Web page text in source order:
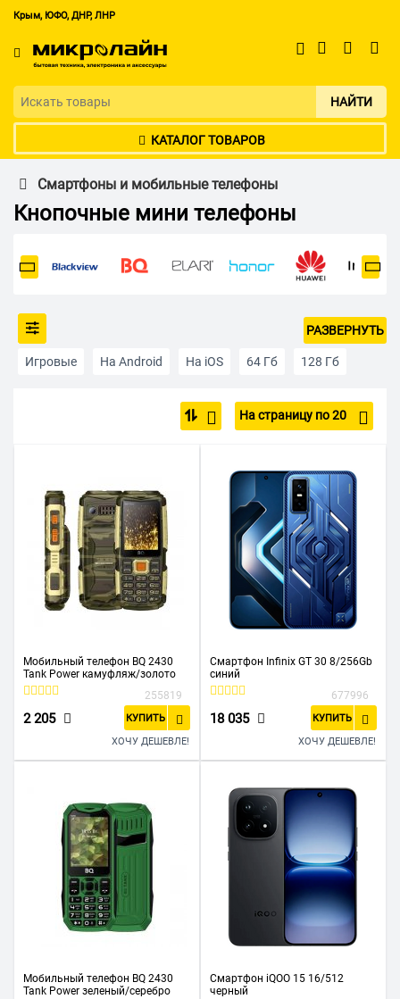
Крым, ЮФО, ДНР, ЛНР
НАЙТИ
КАТАЛОГ ТОВАРОВ
Смартфоны и мобильные телефоны
Кнопочные мини телефоны
Игровые На Android На iOS 64 Гб 128 Гб
4G (LTE) 5G С GPS С NFC
До 15 000 р Черные
С защитой от пыли и влаги Bluetooth Full HD BQ
Infinix Itel Realme Samsung TECNO Xiaomi
РАЗВЕРНУТЬ
На страницу по 20
Мобильный телефон BQ 2430
Tank Power камуфляж/золото
255819
2 205 КУПИТЬ
ХОЧУ ДЕШЕВЛЕ!
Смартфон Infinix GT 30 8/256Gb
синий
677996
18 035 КУПИТЬ
ХОЧУ ДЕШЕВЛЕ!
Мобильный телефон BQ 2430
Tank Power зеленый/серебро
Смартфон iQOO 15 16/512
черный